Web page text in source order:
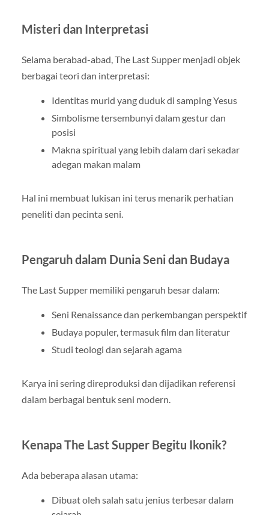
Misteri dan Interpretasi
Selama berabad-abad, The Last Supper menjadi objek
berbagai teori dan interpretasi:
Identitas murid yang duduk di samping Yesus
Simbolisme tersembunyi dalam gestur dan
posisi
Makna spiritual yang lebih dalam dari sekadar
adegan makan malam
Hal ini membuat lukisan ini terus menarik perhatian
peneliti dan pecinta seni.
Pengaruh dalam Dunia Seni dan Budaya
The Last Supper memiliki pengaruh besar dalam:
Seni Renaissance dan perkembangan perspektif
Budaya populer, termasuk film dan literatur
Studi teologi dan sejarah agama
Karya ini sering direproduksi dan dijadikan referensi
dalam berbagai bentuk seni modern.
Kenapa The Last Supper Begitu Ikonik?
Ada beberapa alasan utama:
Dibuat oleh salah satu jenius terbesar dalam